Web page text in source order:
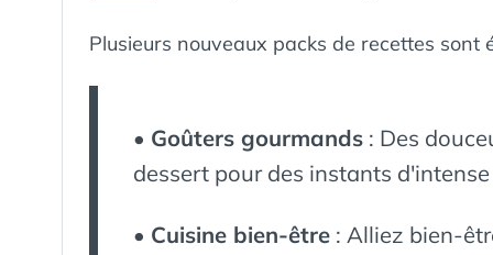
Plusieurs nouveaux packs de recettes sont
• Goûters gourmands : Des
dessert pour des instants
• Cuisine bien-être : Alliez bien-